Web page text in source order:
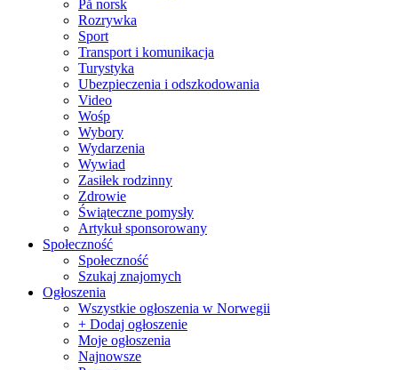
På norsk
Rozrywka
Sport
Transport i komunikacja
Turystyka
Ubezpieczenia i odszkodowania
Video
Wośp
Wybory
Wydarzenia
Wywiad
Zasiłek rodzinny
Zdrowie
Świąteczne pomysły
Artykuł sponsorowany
Społeczność
Społeczność
Szukaj znajomych
Ogłoszenia
Wszystkie ogłoszenia w Norwegii
+ Dodaj ogłoszenie
Moje ogłoszenia
Najnowsze